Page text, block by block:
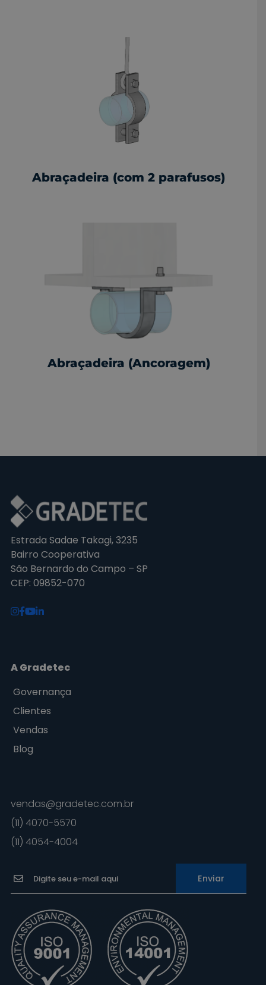
Abraçadeira (com 2 parafusos)
Abraçadeira (Ancoragem)
Estrada Sadae Takagi, 3235
Bairro Cooperativa
São Bernardo do Campo – SP
CEP: 09852-070
A Gradetec
Governança
Clientes
Vendas
Blog
vendas@gradetec.com.br
(11) 4070-5570
(11) 4054-4004
Enviar